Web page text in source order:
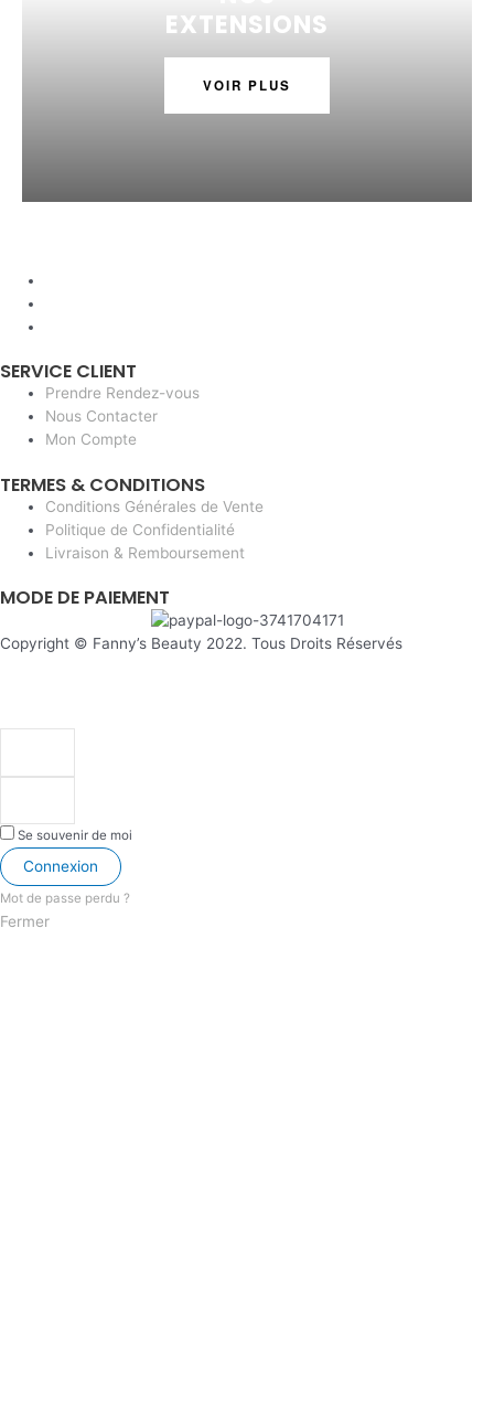
EXTENSIONS
VOIR PLUS
SERVICE CLIENT
Prendre Rendez-vous
Nous Contacter
Mon Compte
TERMES & CONDITIONS
Conditions Générales de Vente
Politique de Confidentialité
Livraison & Remboursement
MODE DE PAIEMENT
Copyright © Fanny’s Beauty 2022. Tous Droits Réservés
Se souvenir de moi
Connexion
Mot de passe perdu ?
Fermer